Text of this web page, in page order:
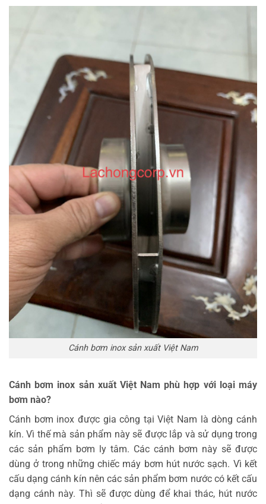
Cánh bơm inox sản xuất Việt Nam
Cánh bơm inox sản xuất Việt Nam phù hợp với loại máy
bơm nào?
Cánh bơm inox được gia công tại Việt Nam là dòng cánh
kín. Vì thế mà sản phẩm này sẽ được lắp và sử dụng trong
các sản phẩm bơm ly tâm. Các cánh bơm này sẽ được
dùng ở trong những chiếc máy bơm hút nước sạch. Vì kết
cấu dạng cánh kín nên các sản phẩm bơm nước có kết cấu
dạng cánh này. Thì sẽ được dùng để khai thác, hút nước